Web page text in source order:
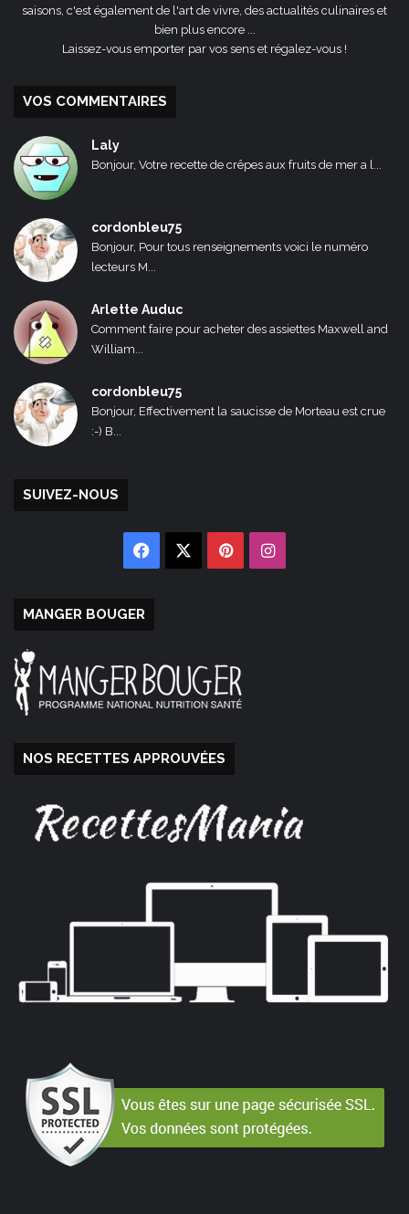
saisons, c'est également de l'art de vivre, des actualités culinaires et
bien plus encore ...
Laissez-vous emporter par vos sens et régalez-vous !
VOS COMMENTAIRES
Laly
Bonjour, Votre recette de crêpes aux fruits de mer a l...
cordonbleu75
Bonjour, Pour tous renseignements voici le numéro
lecteurs M...
Arlette Auduc
Comment faire pour acheter des assiettes Maxwell and
William...
cordonbleu75
Bonjour, Effectivement la saucisse de Morteau est crue
:-) B...
SUIVEZ-NOUS
Facebook PinterestInstagram
MANGER BOUGER
NOS RECETTES APPROUVÉES